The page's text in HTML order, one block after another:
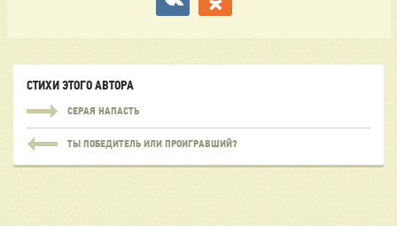
СТИХИ ЭТОГО АВТОРА
СЕРАЯ НАПАСТЬ
ТЫ ПОБЕДИТЕЛЬ ИЛИ ПРОИГРАВШИЙ?